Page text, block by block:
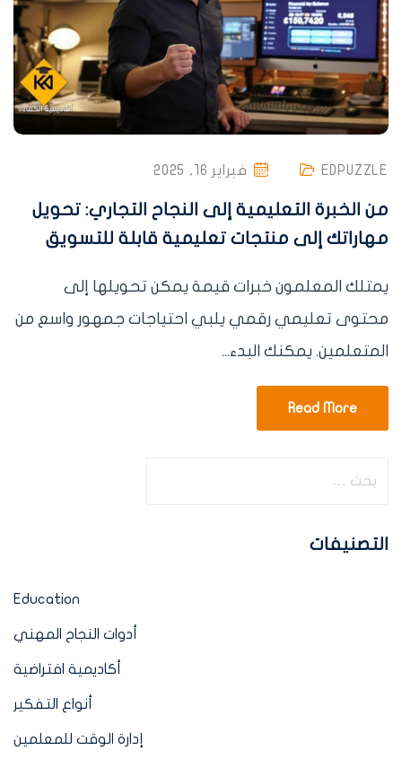
EDPUZZLE فبراير 16, 2025
من الخبرة التعليمية إلى النجاح التجاري: تحويل
مهاراتك إلى منتجات تعليمية قابلة للتسويق
يمتلك المعلمون خبرات قيمة يمكن تحويلها إلى
محتوى تعليمي رقمي يلبي احتياجات جمهور واسع من
المتعلمين. يمكنك البدء...
Read More
التصنيفات
Education
أدوات النجاح المهني
أكاديمية افتراضية
أنواع التفكير
إدارة الوقت للمعلمين